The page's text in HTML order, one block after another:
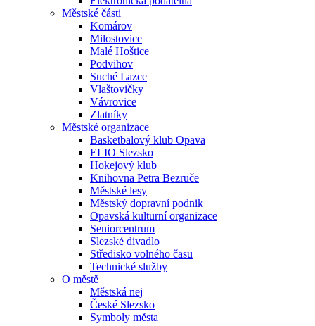
Městské části
Komárov
Milostovice
Malé Hoštice
Podvihov
Suché Lazce
Vlaštovičky
Vávrovice
Zlatníky
Městské organizace
Basketbalový klub Opava
ELIO Slezsko
Hokejový klub
Knihovna Petra Bezruče
Městské lesy
Městský dopravní podnik
Opavská kulturní organizace
Seniorcentrum
Slezské divadlo
Středisko volného času
Technické služby
O městě
Městská nej
České Slezsko
Symboly města